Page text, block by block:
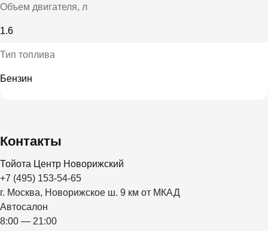
Объем двигателя, л
1.6
Тип топлива
Бензин
Контакты
Тойота Центр Новорижский
+7 (495) 153-54-65
г. Москва, Новорижское ш. 9 км от МКАД
Автосалон
8:00 — 21:00